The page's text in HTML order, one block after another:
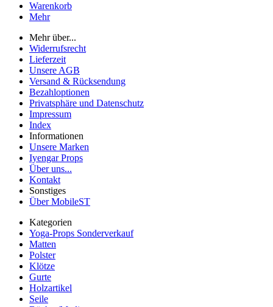
Warenkorb
Mehr
Mehr über...
Widerrufsrecht
Lieferzeit
Unsere AGB
Versand & Rücksendung
Bezahloptionen
Privatsphäre und Datenschutz
Impressum
Index
Informationen
Unsere Marken
Iyengar Props
Über uns...
Kontakt
Sonstiges
Über MobileST
Kategorien
Yoga-Props Sonderverkauf
Matten
Polster
Klötze
Gurte
Holzartikel
Seile